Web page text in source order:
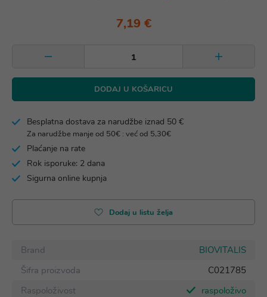
7,19 €
DODAJ U KOŠARICU
Besplatna dostava za narudžbe iznad 50 €
Za narudžbe manje od 50€ : već od 5,30€
Plaćanje na rate
Rok isporuke: 2 dana
Sigurna online kupnja
Dodaj u listu želja
Brand
BIOVITALIS
Šifra proizvoda
C021785
Raspoloživost
raspoloživo